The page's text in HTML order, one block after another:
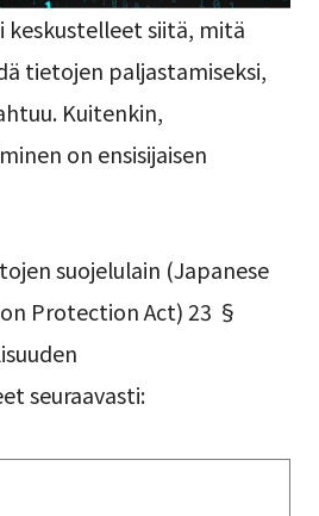
keskustelleet siitä, mitä
tietojen paljastamiseksi,
Kuitenkin,
on ensisijaisen
suojelulain (Japanese
Protection Act) 23 §
seuraavasti: